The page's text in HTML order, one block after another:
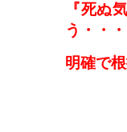
『死ぬ
う・・・
明確で